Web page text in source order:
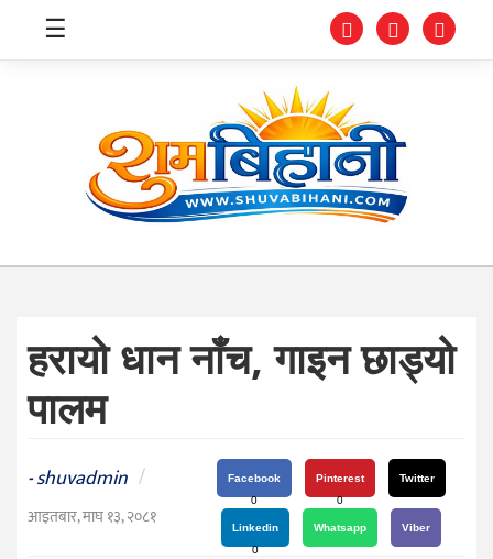
स्वास्थ्य
संघीय
प्रविधि
जीवनशैली
दर्शन
☰
हरायो धान नाँच, गाइन छाड्यो
पालम
-shuvadmin /
आइतबार, माघ १३, २०८१
Facebook
0
Pinterest
0
Twitter
Linkedin
0
Whatsapp Viber